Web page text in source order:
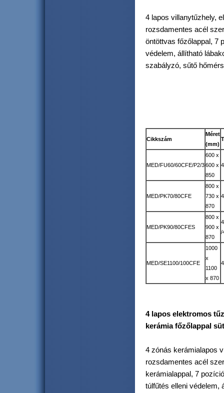
4 lapos villanytűzhely,
rozsdamentes acél
öntöttvas főzőlappal, 7
védelem, állítható
szabályzó, sűtő
Cikkszám
Méret
(mm)
MED/FU60/60CFE/P2/3
600 x
600 x
850
MED/PK70/80CFE
800 x
730 x
870
MED/PK90/80CFES
800 x
900 x
870
/
MED/SE1100/100CFE
1000
x
1100
x 870
4 lapos elektromos
kerámia főzőlappal
4 zónás kerámialapos
rozsdamentes acél
kerámialappal, 7
túlfűtés elleni védelem,